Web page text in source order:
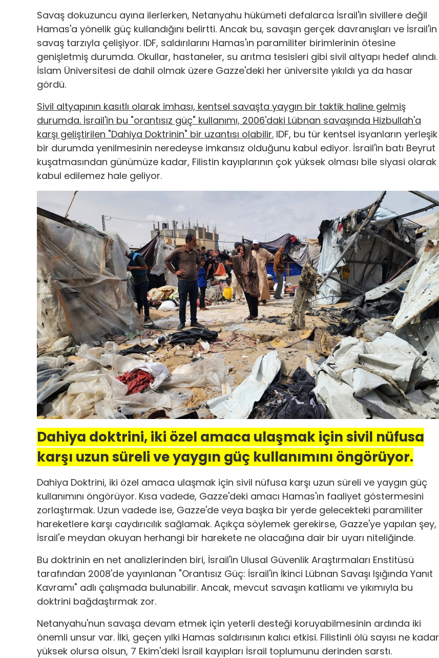
Savaş dokuzuncu ayına ilerlerken, Netanyahu hükümeti defalarca İsrail'in sivillere değil
Hamas'a yönelik güç kullandığını belirtti. Ancak bu, savaşın gerçek davranışları ve İsrail'in
savaş tarzıyla çelişiyor. IDF, saldırılarını Hamas'ın paramiliter birimlerinin ötesine
genişletmiş durumda. Okullar, hastaneler, su arıtma tesisleri gibi sivil altyapı hedef alındı.
İslam Üniversitesi de dahil olmak üzere Gazze'deki her üniversite yıkıldı ya da hasar
gördü.
Sivil altyapının kasıtlı olarak imhası, kentsel savaşta yaygın bir taktik haline gelmiş
durumda. İsrail'in bu "orantısız güç" kullanımı, 2006'daki Lübnan savaşında Hizbullah'a
karşı geliştirilen "Dahiya Doktrinin" bir uzantısı olabilir. IDF, bu tür kentsel isyanların yerleşik
bir durumda yenilmesinin neredeyse imkansız olduğunu kabul ediyor. İsrail'in batı Beyrut
kuşatmasından günümüze kadar, Filistin kayıplarının çok yüksek olması bile siyasi olarak
kabul edilemez hale geliyor.
Dahiya doktrini, iki özel amaca ulaşmak için sivil nüfusa
karşı uzun süreli ve yaygın güç kullanımını öngörüyor.
Dahiya Doktrini, iki özel amaca ulaşmak için sivil nüfusa karşı uzun süreli ve yaygın güç
kullanımını öngörüyor. Kısa vadede, Gazze'deki amacı Hamas'ın faaliyet göstermesini
zorlaştırmak. Uzun vadede ise, Gazze'de veya başka bir yerde gelecekteki paramiliter
hareketlere karşı caydırıcılık sağlamak. Açıkça söylemek gerekirse, Gazze'ye yapılan şey,
İsrail'e meydan okuyan herhangi bir harekete ne olacağına dair bir uyarı niteliğinde.
Bu doktrinin en net analizlerinden biri, İsrail'in Ulusal Güvenlik Araştırmaları Enstitüsü
tarafından 2008'de yayınlanan "Orantısız Güç: İsrail'in İkinci Lübnan Savaşı Işığında Yanıt
Kavramı" adlı çalışmada bulunabilir. Ancak, mevcut savaşın katliamı ve yıkımıyla bu
doktrini bağdaştırmak zor.
Netanyahu'nun savaşa devam etmek için yeterli desteği koruyabilmesinin ardında iki
önemli unsur var. İlki, geçen yılki Hamas saldırısının kalıcı etkisi. Filistinli ölü sayısı ne kadar
yüksek olursa olsun, 7 Ekim'deki İsrail kayıpları İsrail toplumunu derinden sarstı.